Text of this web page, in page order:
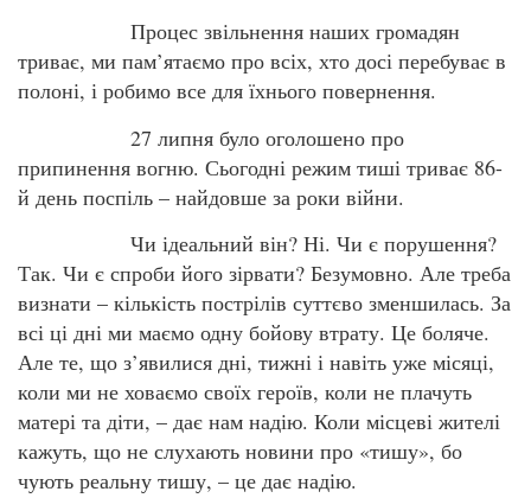
Процес звільнення наших громадян
триває, ми пам’ятаємо про всіх, хто досі перебуває в
полоні, і робимо все для їхнього повернення.
27 липня було оголошено про
припинення вогню. Сьогодні режим тиші триває 86-
й день поспіль – найдовше за роки війни.
Чи ідеальний він? Ні. Чи є порушення?
Так. Чи є спроби його зірвати? Безумовно. Але треба
визнати – кількість пострілів суттєво зменшилась. За
всі ці дні ми маємо одну бойову втрату. Це боляче.
Але те, що з’явилися дні, тижні і навіть уже місяці,
коли ми не ховаємо своїх героїв, коли не плачуть
матері та діти, – дає нам надію. Коли місцеві жителі
кажуть, що не слухають новини про «тишу», бо
чують реальну тишу, – це дає надію.